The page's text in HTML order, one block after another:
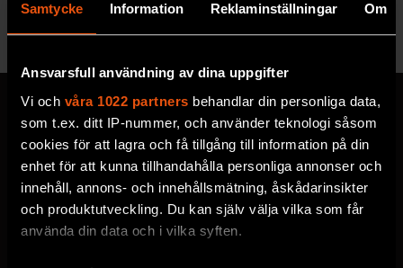
Samtycke Information Reklaminställningar Om
Ansvarsfull användning av dina uppgifter
Vi och våra 1022 partners behandlar din personliga data,
som t.ex. ditt IP-nummer, och använder teknologi såsom
cookies för att lagra och få tillgång till information på din
enhet för att kunna tillhandahålla personliga annonser och
innehåll, annons- och innehållsmätning, åskådarinsikter
och produktutveckling. Du kan själv välja vilka som får
använda din data och i vilka syften.
Se alla utgåvor
MISSA ALDRIG EN NYHET
Prenumerera på F&F:s
nyhetsbrev här!